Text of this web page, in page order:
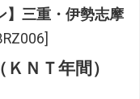
】三重・伊勢志摩
ＮＴ年間）